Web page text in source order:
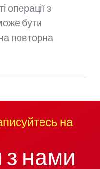
операції з
бути
повторна
на
з нами